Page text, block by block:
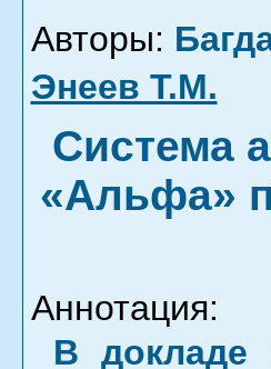
Авторы:
Энеев Т.М.
Система
«Альфа»
Аннотация:
В докладе